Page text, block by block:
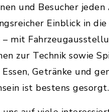
und Besucher
Einblick in
mit
zur Technik sowie
Essen, Getränke und
ist bestens gesorgt.